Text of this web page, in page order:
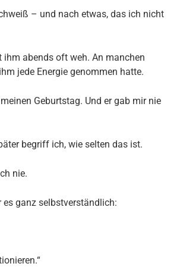
– und nach etwas, das ich nicht
ihm abends oft weh. An manchen
jede Energie genommen hatte.
Geburtstag. Und er gab mir nie
begriff ich, wie selten das ist.
nie.
ganz selbstverständlich: